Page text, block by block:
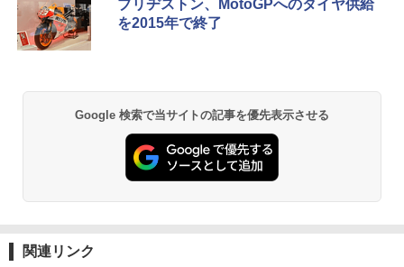
ブリヂストン、MotoGPへのタイヤ供給
を2015年で終了
Google 検索で当サイトの記事を優先表示させる
関連リンク